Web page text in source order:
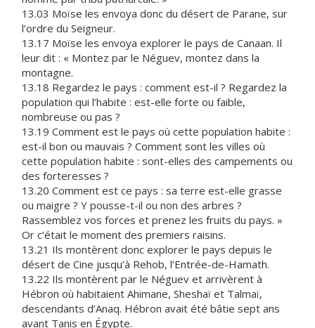
13.03 Moïse les envoya donc du désert de Parane, sur
l’ordre du Seigneur.
13.17 Moïse les envoya explorer le pays de Canaan. Il
leur dit : « Montez par le Néguev, montez dans la
montagne.
13.18 Regardez le pays : comment est-il ? Regardez la
population qui l’habite : est-elle forte ou faible,
nombreuse ou pas ?
13.19 Comment est le pays où cette population habite :
est-il bon ou mauvais ? Comment sont les villes où
cette population habite : sont-elles des campements ou
des forteresses ?
13.20 Comment est ce pays : sa terre est-elle grasse
ou maigre ? Y pousse-t-il ou non des arbres ?
Rassemblez vos forces et prenez les fruits du pays. »
Or c’était le moment des premiers raisins.
13.21 Ils montèrent donc explorer le pays depuis le
désert de Cine jusqu’à Rehob, l’Entrée-de-Hamath.
13.22 Ils montèrent par le Néguev et arrivèrent à
Hébron où habitaient Ahimane, Sheshaï et Talmaï,
descendants d’Anaq. Hébron avait été bâtie sept ans
avant Tanis en Égypte.